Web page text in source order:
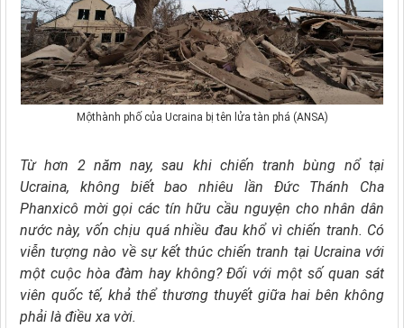
Mộthành phố của Ucraina bị tên lửa tàn phá (ANSA)
Từ hơn 2 năm nay, sau khi chiến tranh bùng nổ tại
Ucraina, không biết bao nhiêu lần Đức Thánh Cha
Phanxicô mời gọi các tín hữu cầu nguyện cho nhân dân
nước này, vốn chịu quá nhiều đau khổ vì chiến tranh. Có
viễn tượng nào về sự kết thúc chiến tranh tại Ucraina với
một cuộc hòa đàm hay không? Đối với một số quan sát
viên quốc tế, khả thể thương thuyết giữa hai bên không
phải là điều xa vời.